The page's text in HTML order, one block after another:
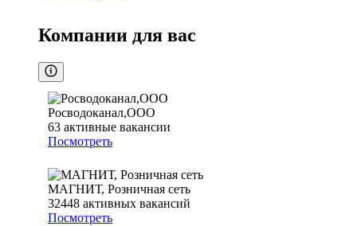
Компании для вас
Росводоканал,ООО
63 активные вакансии
Посмотреть
МАГНИТ, Розничная сеть
32448 активных вакансий
Посмотреть